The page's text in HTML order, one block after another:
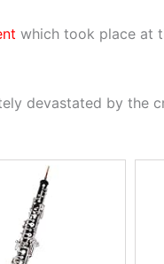
which took place at
devastated by